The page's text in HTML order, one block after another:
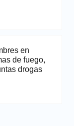
en
de fuego,
drogas